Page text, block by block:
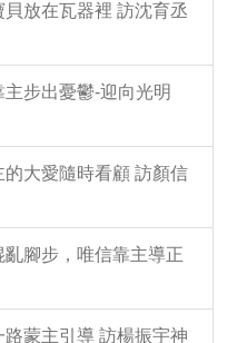
放在瓦器裡 訪沈育丞
步出憂鬱-迎向光明
大愛隨時看顧 訪顏信
腳步，唯信靠主導正
蒙主引導 訪楊振宇神